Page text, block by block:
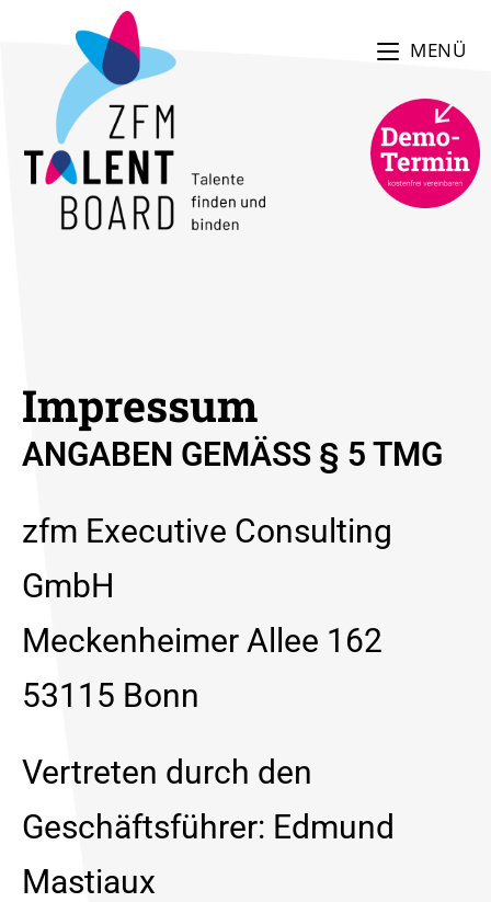
MENÜ
Impressum
ANGABEN GEMÄSS § 5 TMG
zfm Executive Consulting
GmbH
Meckenheimer Allee 162
53115 Bonn
Vertreten durch den
Geschäftsführer: Edmund
Mastiaux